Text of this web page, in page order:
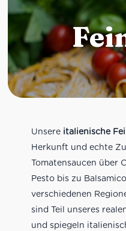
Unsere italienische
Herkunft und echte
Tomatensaucen über
Pesto bis zu
verschiedenen
sind Teil unseres
und spiegeln